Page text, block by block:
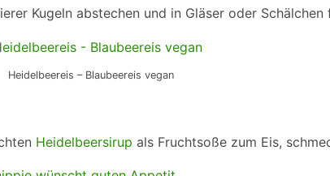
Kugeln abstechen und in Gläser oder Schälchen
Heidelbeereis – Blaubeereis vegan
Heidelbeersirup als Fruchtsoße zum Eis,